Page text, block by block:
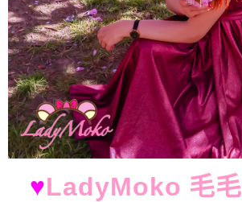
♥LadyMoko 毛毛